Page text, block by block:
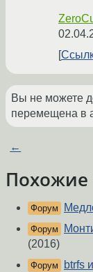
Вы не можете
перемещена в
←
Форум
Форум
(2016)
Форум btrfs